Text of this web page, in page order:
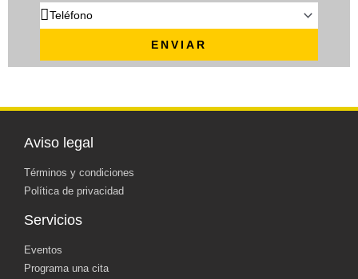
ENVIAR
Aviso legal
Términos y condiciones
Política de privacidad
Servicios
Eventos
Programa una cita